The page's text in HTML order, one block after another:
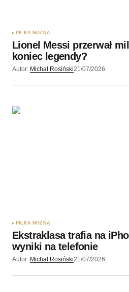
PIŁKA NOŻNA
Lionel Messi przerwał
koniec legendy?
Autor: Michał Rosiński21/07/2026
PIŁKA NOŻNA
Ekstraklasa trafia na
wyniki na telefonie
Autor: Michał Rosiński21/07/2026